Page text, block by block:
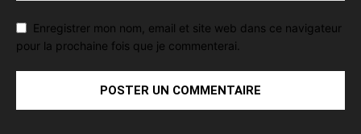
Enregistrer mon nom, email et site web dans ce navigateur
pour la prochaine fois que je commenterai.